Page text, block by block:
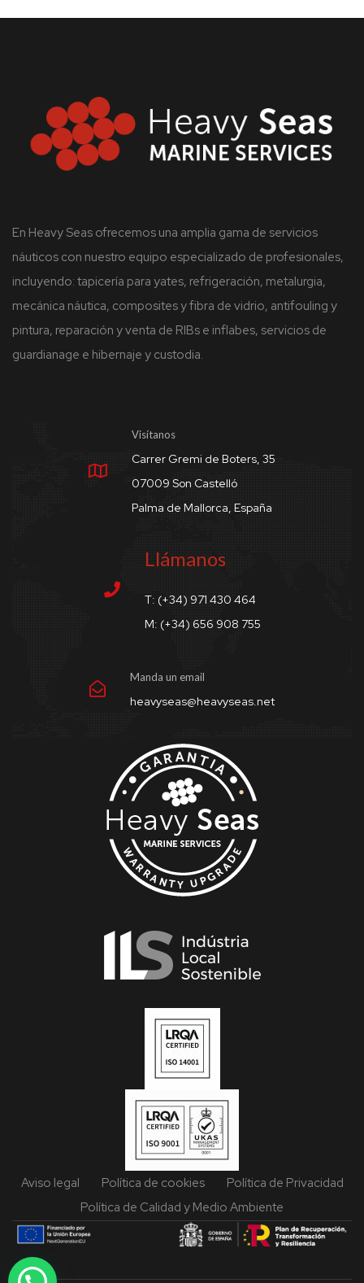
En Heavy Seas ofrecemos una amplia gama de servicios
náuticos con nuestro equipo especializado de profesionales,
incluyendo: tapicería para yates, refrigeración, metalurgia,
mecánica náutica, composites y fibra de vidrio, antifouling y
pintura, reparación y venta de RIBs e inflabes, servicios de
guardianage e hibernaje y custodia.
Visítanos
Carrer Gremi de Boters, 35
07009 Son Castelló
Palma de Mallorca, España
Llámanos
T: (+34) 971 430 464
M: (+34) 656 908 755
Manda un email
heavyseas@heavyseas.net
Aviso legal Política de cookies
Política de Privacidad
Política de Calidad y Medio Ambiente